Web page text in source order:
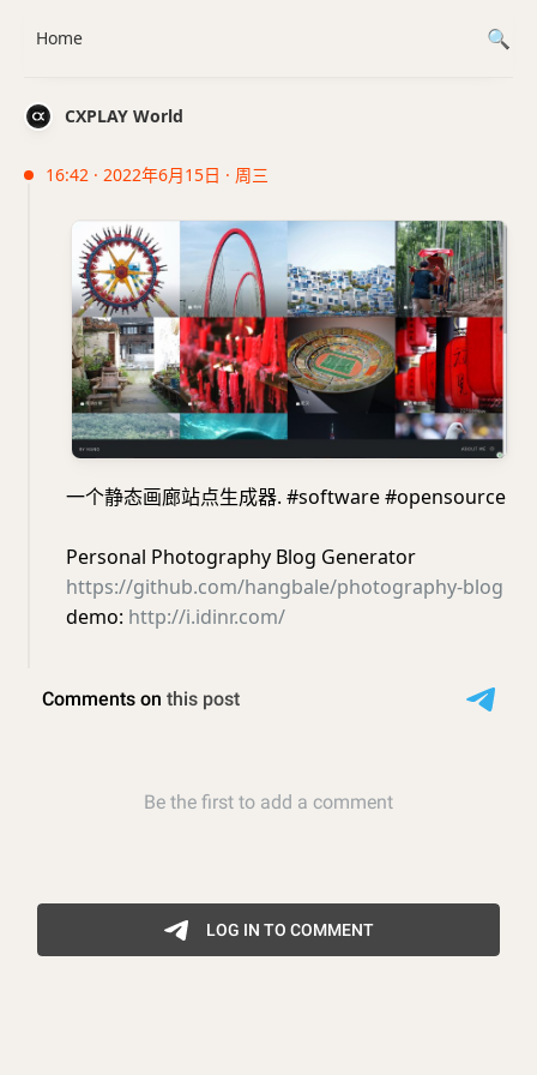
CXPLAY World
16:42 · 2022年6月15日 · 周三
一个静态画廊站点生成器. #software #opensource
Personal Photography Blog Generator
https://github.com/hangbale/photography-blog
demo: http://i.idinr.com/
Home